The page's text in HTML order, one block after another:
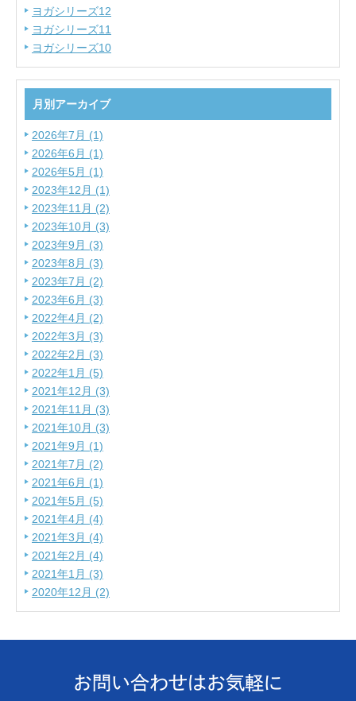
ヨガシリーズ12
ヨガシリーズ11
ヨガシリーズ10
月別アーカイブ
2026年7月 (1)
2026年6月 (1)
2026年5月 (1)
2023年12月 (1)
2023年11月 (2)
2023年10月 (3)
2023年9月 (3)
2023年8月 (3)
2023年7月 (2)
2023年6月 (3)
2022年4月 (2)
2022年3月 (3)
2022年2月 (3)
2022年1月 (5)
2021年12月 (3)
2021年11月 (3)
2021年10月 (3)
2021年9月 (1)
2021年7月 (2)
2021年6月 (1)
2021年5月 (5)
2021年4月 (4)
2021年3月 (4)
2021年2月 (4)
2021年1月 (3)
2020年12月 (2)
お問い合わせはお気軽に